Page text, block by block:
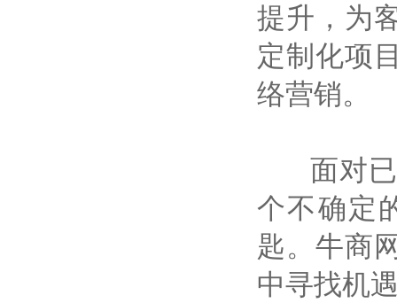
提升，为
定制化项
络营销。
面对已
个不确定
匙。牛商
中寻找机